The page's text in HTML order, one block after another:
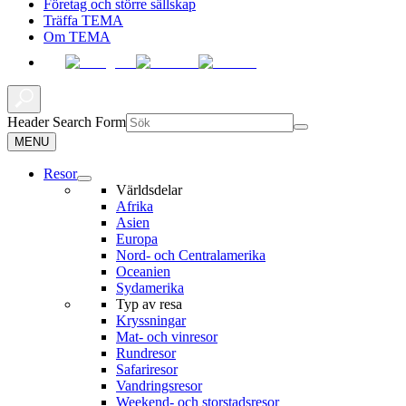
Företag och större sällskap
Träffa TEMA
Om TEMA
Header Search Form
MENU
Resor
Världsdelar
Afrika
Asien
Europa
Nord- och Centralamerika
Oceanien
Sydamerika
Typ av resa
Kryssningar
Mat- och vinresor
Rundresor
Safariresor
Vandringsresor
Weekend- och storstadsresor